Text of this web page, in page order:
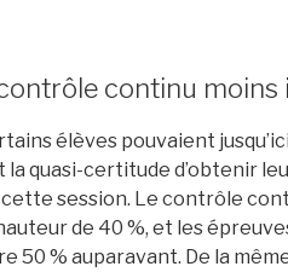
continu
élèves pouvaient
la quasi-certitude d’obtenir
session. Le contrôle
de 40 %, et les
50 % auparavant. De la